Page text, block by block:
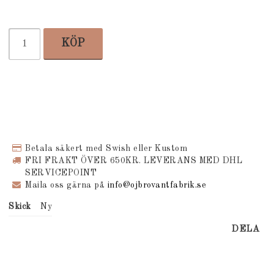
KÖP
Betala säkert med Swish eller Kustom
FRI FRAKT ÖVER 650KR. LEVERANS MED DHL
SERVICEPOINT
Maila oss gärna på info@ojbrovantfabrik.se
Skick Ny
DELA